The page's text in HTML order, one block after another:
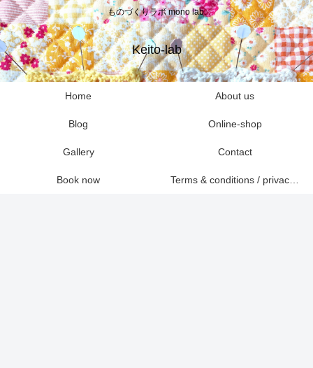
ものづくりラボ mono lab.
Keito-lab
Home About us
Blog Online-shop
Gallery Contact
Book now Terms & conditions / privacy policies